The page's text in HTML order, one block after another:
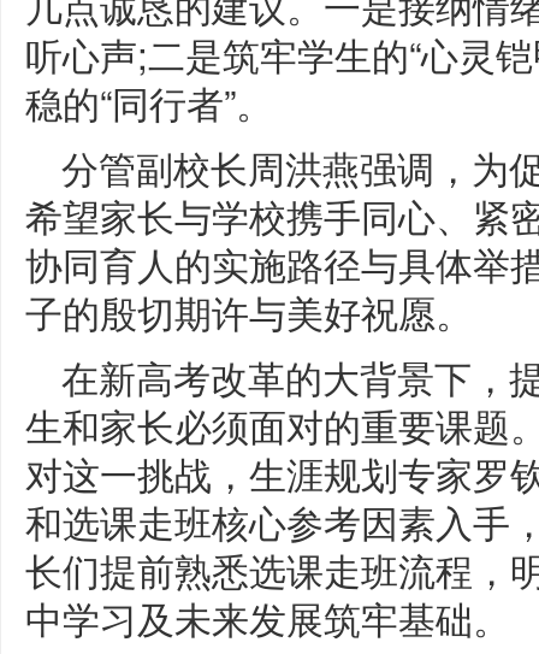
听心声;二是筑牢学生的“心灵
稳的“同行者”。
分管副校长周洪燕强调，为
希望家长与学校携手同心、紧
协同育人的实施路径与具体举
子的殷切期许与美好祝愿。
在新高考改革的大背景下，
生和家长必须面对的重要课题
对这一挑战，生涯规划专家罗
和选课走班核心参考因素入手
长们提前熟悉选课走班流程，
中学习及未来发展筑牢基础。